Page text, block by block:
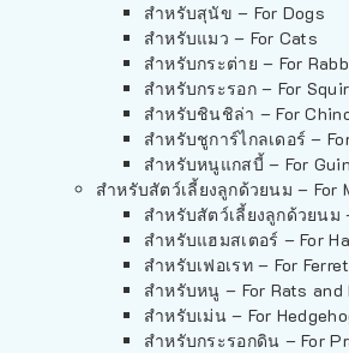
สำหรับสุนัข – For Dogs
สำหรับแมว – For Cats
สำหรับกระต่าย – For
สำหรับกระรอก – For
สำหรับชินชิล่า – For
สำหรับชูการ์ไกลเดอร์ –
สำหรับหนูแกสบี้ – For
สำหรับสัตว์เลี้ยงลูกด้วยนม – For
สำหรับสัตว์เลี้ยงลูกด้วยนม
สำหรับแฮมสเตอร์ – For
สำหรับเฟอเรท – For
สำหรับหนู – For Rats and
สำหรับเม่น – For
สำหรับกระรอกดิน – For